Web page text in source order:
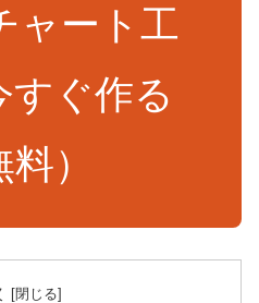
ャート工
すぐ作る
料）